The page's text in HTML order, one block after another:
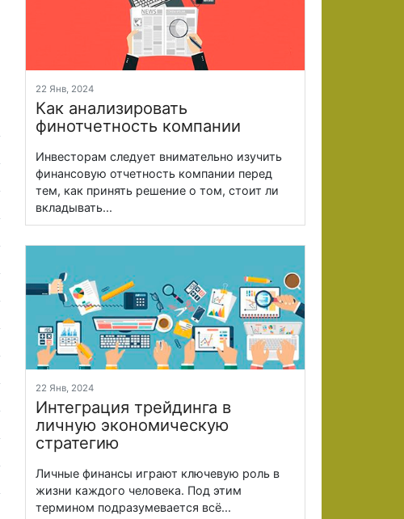
22 Янв, 2024
Как анализировать
финотчетность компании
Инвесторам следует внимательно изучить
финансовую отчетность компании перед
тем, как принять решение о том, стоит ли
вкладывать...
22 Янв, 2024
Интеграция трейдинга в
личную экономическую
стратегию
Личные финансы играют ключевую роль в
жизни каждого человека. Под этим
термином подразумевается всё...